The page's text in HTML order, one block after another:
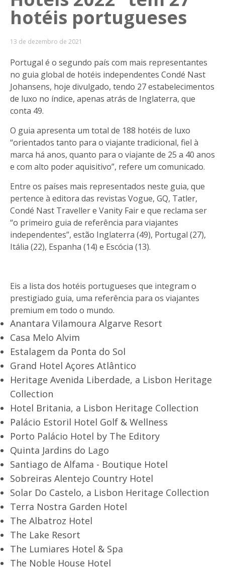
hotéis portugueses
13 de dezembro de 2021
Portugal é o segundo país com mais representantes
no guia global de hotéis independentes Condé Nast
Johansens, hoje divulgado, tendo 27 estabelecimentos
de luxo no índice, apenas atrás de Inglaterra, que
conta 49.
O guia apresenta um total de 188 hotéis de luxo
“orientados tanto para o viajante tradicional, fiel à
marca há anos, quanto para o viajante de 25 a 40 anos
e com alto poder aquisitivo”, refere um comunicado.
Entre os países mais representados neste guia, que
pertence à editora das revistas Vogue, GQ, Tatler,
Condé Nast Traveller e Vanity Fair e que reclama ser
“o primeiro guia de referência para viajantes
independentes”, estão Inglaterra (49), Portugal (27),
Itália (22), Espanha (14) e Escócia (13).
Eis a lista dos hotéis portugueses que integram o
prestigiado guia, uma referência para os viajantes
premium em todo o mundo.
Anantara Vilamoura Algarve Resort
Casa Melo Alvim
Estalagem da Ponta do Sol
Grand Hotel Açores Atlântico
Heritage Avenida Liberdade, a Lisbon Heritage
Collection
Hotel Britania, a Lisbon Heritage Collection
Palácio Estoril Hotel Golf & Wellness
Porto Palácio Hotel by The Editory
Quinta Jardins do Lago
Santiago de Alfama - Boutique Hotel
Sobreiras Alentejo Country Hotel
Solar Do Castelo, a Lisbon Heritage Collection
Terra Nostra Garden Hotel
The Albatroz Hotel
The Lake Resort
The Lumiares Hotel & Spa
The Noble House Hotel